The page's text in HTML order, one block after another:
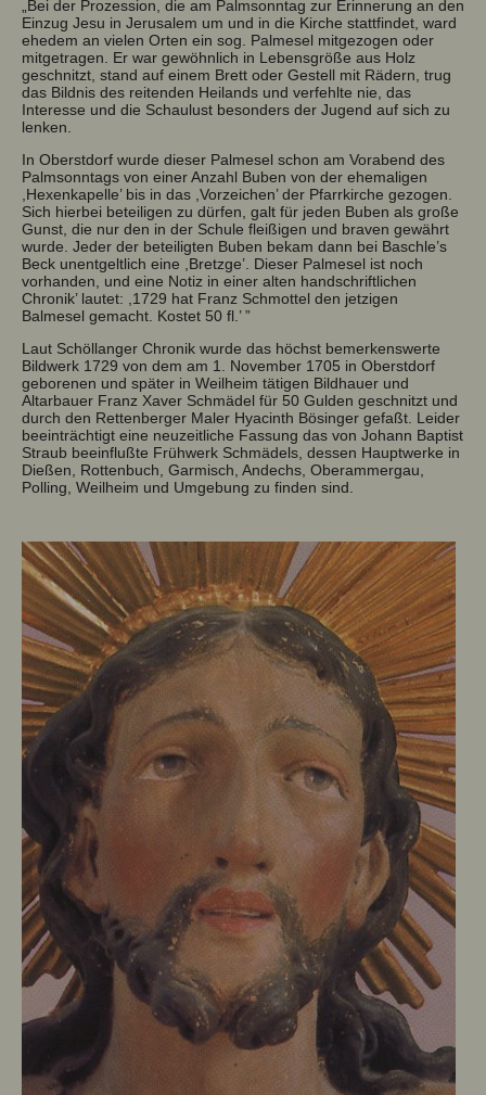
„Bei der Prozession, die am Palmsonntag zur Erinnerung an den
Einzug Jesu in Jerusalem um und in die Kirche stattfindet, ward
ehedem an vielen Orten ein sog. Palmesel mitgezogen oder
mitgetragen. Er war gewöhnlich in Lebensgröße aus Holz
geschnitzt, stand auf einem Brett oder Gestell mit Rädern, trug
das Bildnis des reitenden Heilands und verfehlte nie, das
Interesse und die Schaulust besonders der Jugend auf sich zu
lenken.
In Oberstdorf wurde dieser Palmesel schon am Vorabend des
Palmsonntags von einer Anzahl Buben von der ehemaligen
,Hexenkapelle’ bis in das ,Vorzeichen’ der Pfarrkirche gezogen.
Sich hierbei beteiligen zu dürfen, galt für jeden Buben als große
Gunst, die nur den in der Schule fleißigen und braven gewährt
wurde. Jeder der beteiligten Buben bekam dann bei Baschle’s
Beck unentgeltlich eine ,Bretzge’. Dieser Palmesel ist noch
vorhanden, und eine Notiz in einer alten handschriftlichen
Chronik’ lautet: ,1729 hat Franz Schmottel den jetzigen
Balmesel gemacht. Kostet 50 fl.’ ”
Laut Schöllanger Chronik wurde das höchst bemerkenswerte
Bildwerk 1729 von dem am 1. November 1705 in Oberstdorf
geborenen und später in Weilheim tätigen Bildhauer und
Altarbauer Franz Xaver Schmädel für 50 Gulden geschnitzt und
durch den Rettenberger Maler Hyacinth Bösinger gefaßt. Leider
beeinträchtigt eine neuzeitliche Fassung das von Johann Baptist
Straub beeinflußte Frühwerk Schmädels, dessen Hauptwerke in
Dießen, Rottenbuch, Garmisch, Andechs, Oberammergau,
Polling, Weilheim und Umgebung zu finden sind.